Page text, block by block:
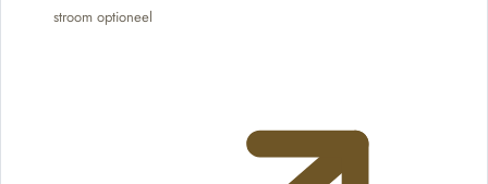
stroom optioneel